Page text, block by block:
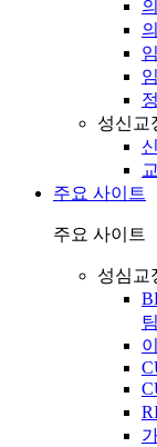
성신교
주요 사이트
주요 사이트
성심교
팀